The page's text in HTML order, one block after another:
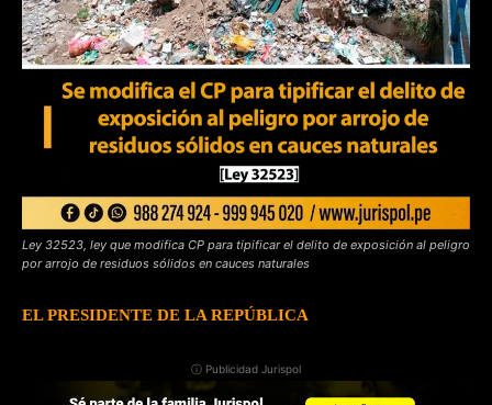
Ley 32523, ley que modifica CP para tipificar el delito de exposición al peligro
por arrojo de residuos sólidos en cauces naturales
EL PRESIDENTE DE LA REPÚBLICA
ⓘ Publicidad Jurispol